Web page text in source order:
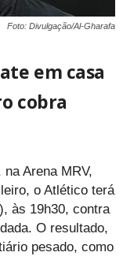
Foto: Divulgação/Al-Gharafa
em casa
cobra
Arena MRV,
o Atlético terá
às 19h30, contra
O resultado,
pesado, como